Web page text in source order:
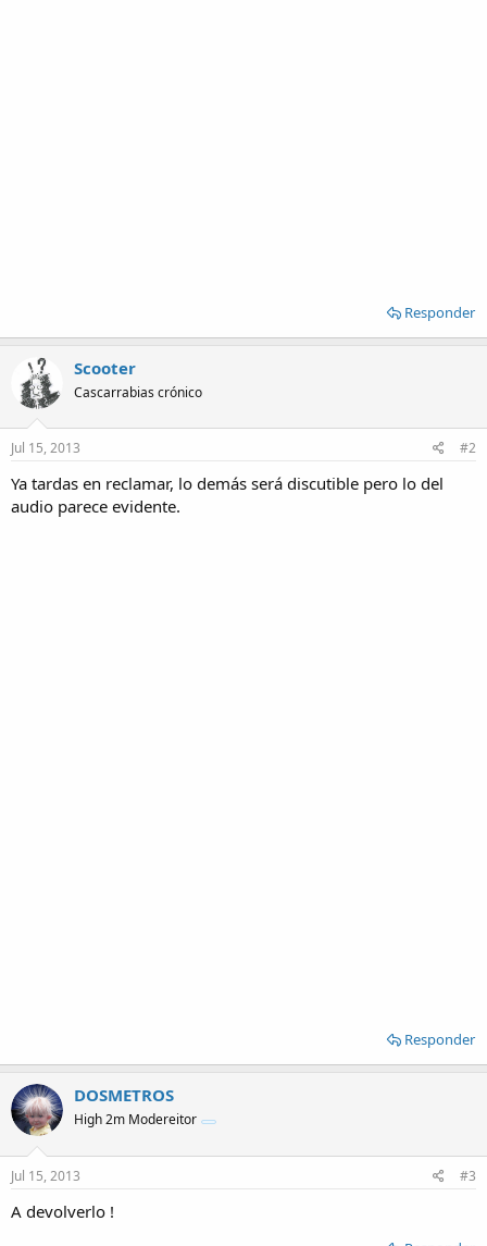
Responder
Scooter
Cascarrabias crónico
Jul 15, 2013 #2
Ya tardas en reclamar, lo demás será discutible pero lo del
audio parece evidente.
Responder
DOSMETROS
High 2m Modereitor
Jul 15, 2013 #3
A devolverlo !